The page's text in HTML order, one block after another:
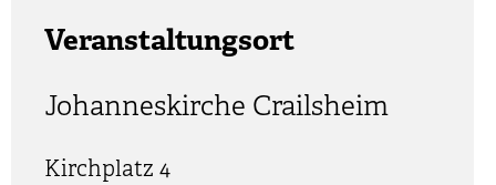
Veranstaltungsort
Johanneskirche Crailsheim
Kirchplatz 4